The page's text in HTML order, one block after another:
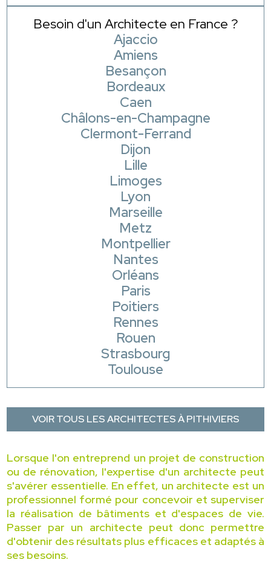
Besoin d'un Architecte en France ?
Ajaccio
Amiens
Besançon
Bordeaux
Caen
Châlons-en-Champagne
Clermont-Ferrand
Dijon
Lille
Limoges
Lyon
Marseille
Metz
Montpellier
Nantes
Orléans
Paris
Poitiers
Rennes
Rouen
Strasbourg
Toulouse
VOIR TOUS LES ARCHITECTES À PITHIVIERS
Lorsque l'on entreprend un projet de construction
ou de rénovation, l'expertise d'un architecte peut
s'avérer essentielle. En effet, un architecte est un
professionnel formé pour concevoir et superviser
la réalisation de bâtiments et d'espaces de vie.
Passer par un architecte peut donc permettre
d'obtenir des résultats plus efficaces et adaptés à
ses besoins.